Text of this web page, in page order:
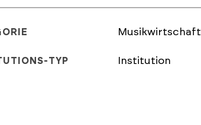
Musikwirtschaft
TYP Institution